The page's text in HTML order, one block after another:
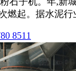
燃起。据水泥行
8511